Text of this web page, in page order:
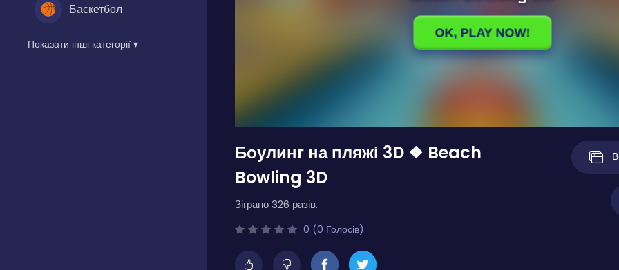
Баскетбол
Показати інші категорії ▾
Боулинг на пляжі 3D ❖ Beach
Bowling 3D
Зіграно 326 разів.
0 (0 Голосів)